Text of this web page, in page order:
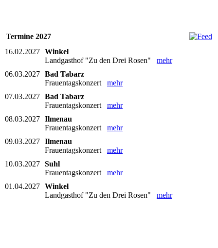
Termine 2027
16.02.2027 Winkel
Landgasthof "Zu den Drei Rosen" mehr
06.03.2027 Bad Tabarz
Frauentagskonzert mehr
07.03.2027 Bad Tabarz
Frauentagskonzert mehr
08.03.2027 Ilmenau
Frauentagskonzert mehr
09.03.2027 Ilmenau
Frauentagskonzert mehr
10.03.2027 Suhl
Frauentagskonzert mehr
01.04.2027 Winkel
Landgasthof "Zu den Drei Rosen" mehr